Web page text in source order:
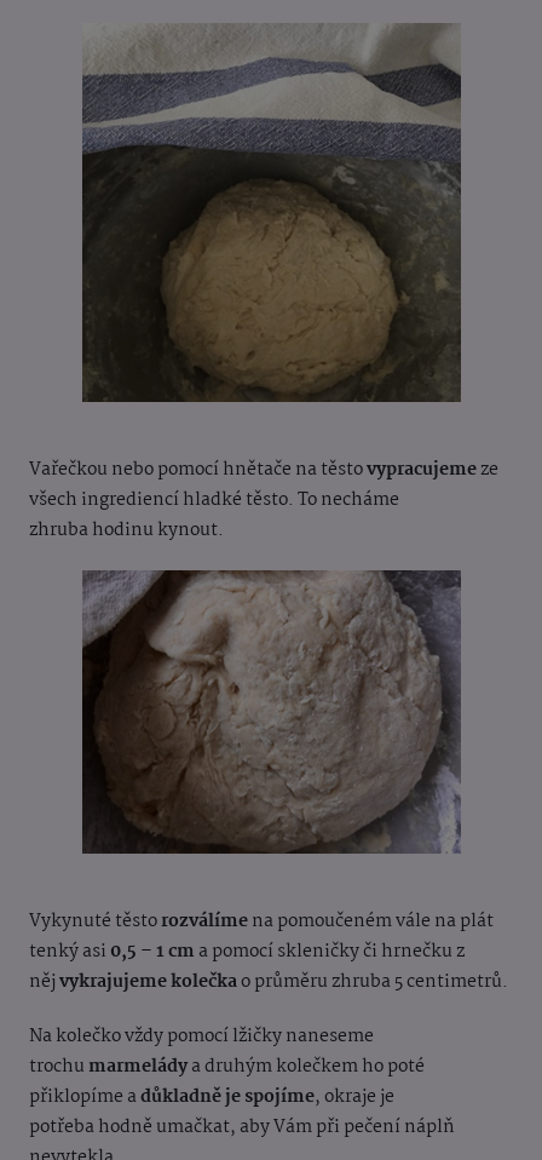
Vařečkou nebo pomocí hnětače na těstovypracujemeze
všech ingrediencí hladké těsto. To necháme
zhruba hodinu kynout.
Vykynuté těstorozválímena pomoučeném vále na plát
tenký asi 0,5 – 1 cm a pomocí skleničky či hrnečku z
nějvykrajujeme kolečkao průměru zhruba 5 centimetrů.
Na kolečko vždy pomocí lžičky naneseme
trochu marmeládya druhým kolečkem ho poté
přiklopíme adůkladně je spojíme, okraje je
potřeba hodně umačkat, aby Vám při pečení náplň